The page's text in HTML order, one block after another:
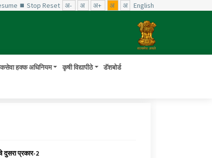
⏹ Stop Reset अ- अ अ+ अ अ English
हक्क अधिनियम कृषी विद्यापीठे डॅशबोर्ड
दुसरा प्रकार-2